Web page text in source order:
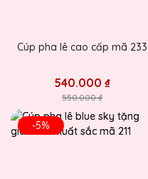
Cúp pha lê cao cấp mã 233
540.000 ₫
550.000 ₫
-5%